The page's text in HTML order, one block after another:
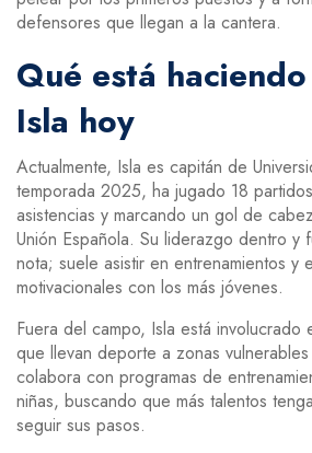
defensores que llegan a la cantera.
Qué está
Isla hoy
Actualmente, Isla es capitán de
temporada 2025, ha jugado 18
asistencias y marcando un gol de
Unión Española. Su liderazgo dentro y
nota; suele asistir en entrenamientos y
motivacionales con los más jóvenes.
Fuera del campo, Isla está involucrado
que llevan deporte a zonas
colabora con programas de
niñas, buscando que más talentos
seguir sus pasos.